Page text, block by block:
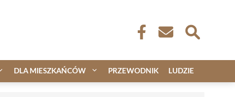
DLA MIESZKAŃCÓW PRZEWODNIK LUDZIE